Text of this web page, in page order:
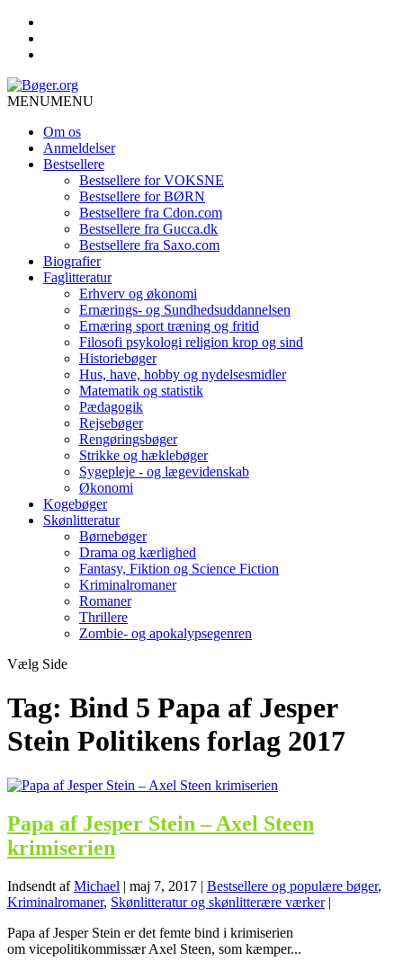
MENUMENU
Om os
Anmeldelser
Bestsellere
Bestsellere for VOKSNE
Bestsellere for BØRN
Bestsellere fra Cdon.com
Bestsellere fra Gucca.dk
Bestsellere fra Saxo.com
Biografier
Faglitteratur
Erhverv og økonomi
Ernærings- og Sundhedsuddannelsen
Ernæring sport træning og fritid
Filosofi psykologi religion krop og sind
Historiebøger
Hus, have, hobby og nydelsesmidler
Matematik og statistik
Pædagogik
Rejsebøger
Rengøringsbøger
Strikke og hæklebøger
Sygepleje - og lægevidenskab
Økonomi
Kogebøger
Skønlitteratur
Børnebøger
Drama og kærlighed
Fantasy, Fiktion og Science Fiction
Kriminalromaner
Romaner
Thrillere
Zombie- og apokalypsegenren
Vælg Side
Tag: Bind 5 Papa af Jesper
Stein Politikens forlag 2017
Papa af Jesper Stein – Axel Steen
krimiserien
Indsendt afMichael | maj 7, 2017 | Bestsellere og populære bøger,
Kriminalromaner, Skønlitteratur og skønlitterære værker|
Papa af Jesper Stein er det femte bind i krimiserien
om vicepolitikommissær Axel Steen, som kæmper...